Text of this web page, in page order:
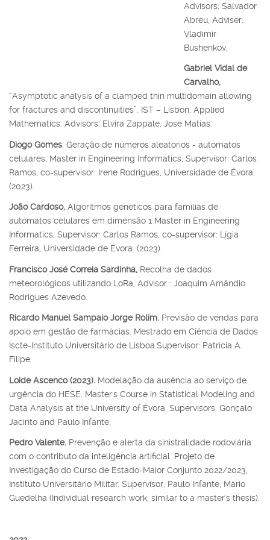
Advisors: Salvador
Abreu, Adviser:
Vladimir
Bushenkov.
Gabriel Vidal de
Carvalho,
“Asymptotic analysis of a clamped thin multidomain allowing
for fractures and discontinuities”. IST – Lisbon, Applied
Mathematics. Advisors: Elvira Zappale, José Matias.
Diogo Gomes , Geração de números aleatórios - autómatos
celulares, Master in Engineering Informatics, Supervisor: Carlos
Ramos, co-supervisor: Irene Rodrigues, Universidade de Évora.
(2023).
João Cardoso, Algoritmos genéticos para famílias de
autómatos celulares em dimensão 1 Master in Engineering
Informatics, Supervisor: Carlos Ramos, co-supervisor: Lígia
Ferreira, Universidade de Évora. (2023).
Francisco José Correia Sardinha, Recolha de dados
meteorológicos utilizando LoRa, Advisor : Joaquim Amândio
Rodrigues Azevedo.
Ricardo Manuel Sampaio Jorge Rolim. Previsão de vendas para
apoio em gestão de farmácias. Mestrado em Ciência de Dados.
Iscte-Instituto Universitário de Lisboa.Supervisor: Patrícia A.
Filipe.
Loide Ascenco (2023). Modelação da ausência ao serviço de
urgência do HESE. Master's Course in Statistical Modeling and
Data Analysis at the University of Évora. Supervisors: Gonçalo
Jacinto and Paulo Infante.
Pedro Valente. Prevenção e alerta da sinistralidade rodoviária
com o contributo da inteligência artificial. Projeto de
Investigação do Curso de Estado-Maior Conjunto 2022/2023,
Instituto Universitário Militar. Supervisor: Paulo Infante, Mário
Guedelha (Individual research work, similar to a master's thesis).